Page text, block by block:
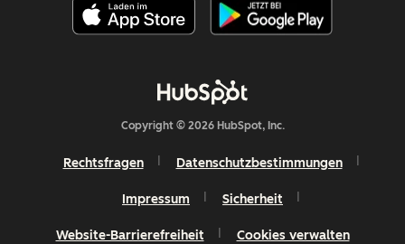
Copyright © 2026 HubSpot, Inc.
Rechtsfragen Datenschutzbestimmungen
Impressum Sicherheit
Website-Barrierefreiheit Cookies verwalten